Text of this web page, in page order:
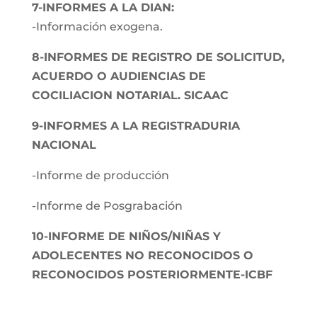
7-INFORMES A LA DIAN:
-Información exogena.
8-INFORMES DE REGISTRO DE SOLICITUD,
ACUERDO O AUDIENCIAS DE
COCILIACION NOTARIAL. SICAAC
9-INFORMES A LA REGISTRADURIA
NACIONAL
-Informe de producción
-Informe de Posgrabación
10-INFORME DE NIÑOS/NIÑAS Y
ADOLECENTES NO RECONOCIDOS O
RECONOCIDOS POSTERIORMENTE-ICBF